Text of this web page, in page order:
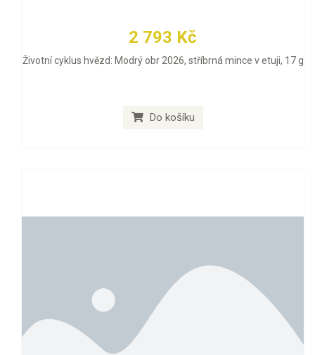
2 793 Kč
Životní cyklus hvězd: Modrý obr 2026, stříbrná mince v etuji, 17 g
Do košíku